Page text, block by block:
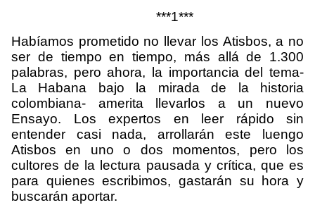
***1***
Habíamos prometido no llevar los Atisbos, a no
ser de tiempo en tiempo, más allá de 1.300
palabras, pero ahora, la importancia del tema-
La Habana bajo la mirada de la historia
colombiana- amerita llevarlos a un nuevo
Ensayo. Los expertos en leer rápido sin
entender casi nada, arrollarán este luengo
Atisbos en uno o dos momentos, pero los
cultores de la lectura pausada y crítica, que es
para quienes escribimos, gastarán su hora y
buscarán aportar.